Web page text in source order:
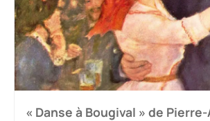
« Danse à Bougival » de